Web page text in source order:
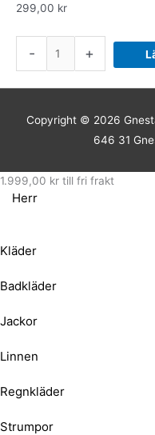
299,00 kr
-
vit
+
Copyright © 2026
646 31
1.999,00 kr till fri frakt
Herr
Kläder
Badkläder
Jackor
Linnen
Regnkläder
Strumpor